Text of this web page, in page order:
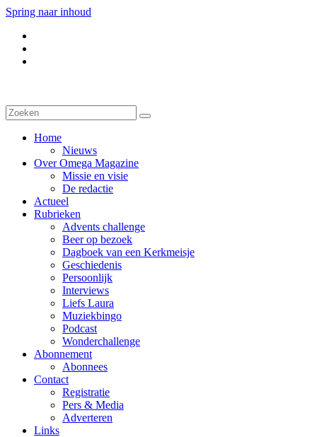
Spring naar inhoud
Home
Nieuws
Over Omega Magazine
Missie en visie
De redactie
Actueel
Rubrieken
Advents challenge
Beer op bezoek
Dagboek van een Kerkmeisje
Geschiedenis
Persoonlijk
Interviews
Liefs Laura
Muziekbingo
Podcast
Wonderchallenge
Abonnement
Abonnees
Contact
Registratie
Pers & Media
Adverteren
Links